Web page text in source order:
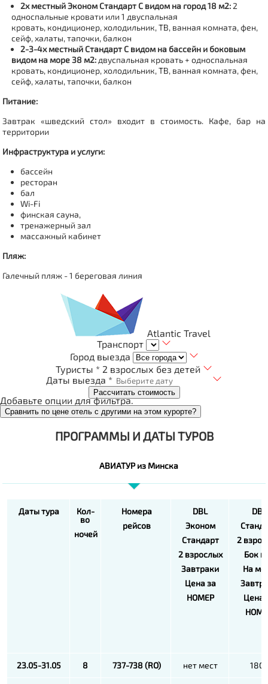
2х местный Эконом Стандарт С видом на город 18 м2: 2
односпальные кровати или 1 двуспальная
кровать, кондиционер, холодильник, ТВ, ванная комната, фен,
сейф, халаты, тапочки, балкон
2-3-4х местный Стандарт С видом на бассейн и боковым
видом на море 38 м2: двуспальная кровать + односпальная
кровать, кондиционер, холодильник, ТВ, ванная комната, фен,
сейф, халаты, тапочки, балкон
Питание:
Завтрак «шведский стол» входит в стоимость. Кафе, бар на
территории
Инфраструктура и услуги:
бассейн
ресторан
бал
Wi-Fi
финская сауна,
тренажерный зал
массажный кабинет
Пляж:
Галечный пляж - 1 береговая линия
Atlantic Travel
Транспорт
Город выезда
Туристы * 2 взрослых без детей
Даты выезда *
Рассчитать стоимость
Добавьте опции для фильтра.
Сравнить по цене отель с другими на этом курорте?
ПРОГРАММЫ И ДАТЫ ТУРОВ
АВИАТУР из Минска
Даты тура
Кол-
во
ночей
Номера
рейсов
DBL
Эконом
Стандарт
2 взрослых
Завтраки
Цена за
НОМЕР
DBL
2
Бок
На
Цена
23.05-31.05 8 737-738 (RO) нет мест 1800